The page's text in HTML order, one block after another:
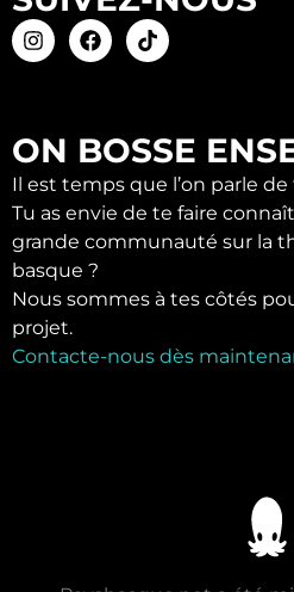
ON BOSSE
Il est temps que l’on parle de
Tu as envie de te faire
grande communauté sur la
basque ?
Nous sommes à tes côtés
projet.
Contacte-nous dès